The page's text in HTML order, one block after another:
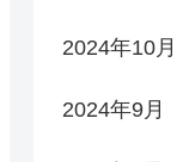
2024年10月
2024年9月